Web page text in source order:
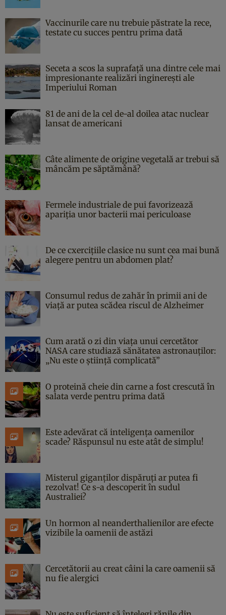
Vaccinurile care nu trebuie păstrate la rece,
testate cu succes pentru prima dată
Seceta a scos la suprafață una dintre cele mai
impresionante realizări inginerești ale
Imperiului Roman
81 de ani de la cel de-al doilea atac nuclear
lansat de americani
Câte alimente de origine vegetală ar trebui să
mâncăm pe săptămână?
Fermele industriale de pui favorizează
apariția unor bacterii mai periculoase
De ce cxercițiile clasice nu sunt cea mai bună
alegere pentru un abdomen plat?
Consumul redus de zahăr în primii ani de
viață ar putea scădea riscul de Alzheimer
Cum arată o zi din viața unui cercetător
NASA care studiază sănătatea astronauților:
„Nu este o știință complicată”
O proteină cheie din carne a fost crescută în
salata verde pentru prima dată
Este adevărat că inteligența oamenilor
scade? Răspunsul nu este atât de simplu!
Misterul giganților dispăruți ar putea fi
rezolvat! Ce s-a descoperit în sudul
Australiei?
Un hormon al neanderthalienilor are efecte
vizibile la oamenii de astăzi
Cercetătorii au creat câini la care oamenii să
nu fie alergici